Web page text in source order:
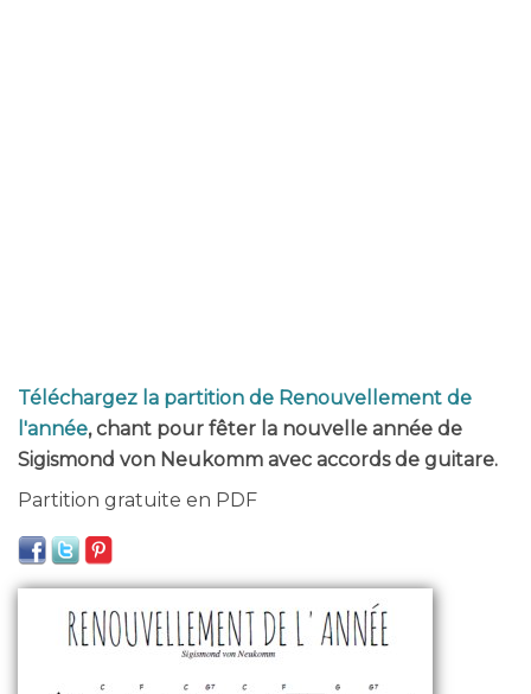
Téléchargez la partition de Renouvellement de
l'année, chant pour fêter la nouvelle année de
Sigismond von Neukomm avec accords de guitare.
Partition gratuite en PDF